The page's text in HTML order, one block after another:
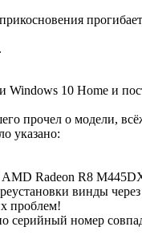
10 Home и
прочел о модели,
указано:
AMD Radeon R8
винды
проблем!
серийный номер